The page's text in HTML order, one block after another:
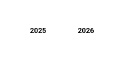
2025 2026